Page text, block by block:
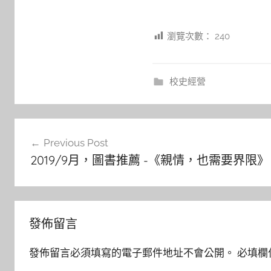
瀏覽次數： 240
校史經營
Previous Post
2019/9月，圖書推薦 -《親情，也需要界限》
發佈留言
發佈留言必須填寫的電子郵件地址不會公開。 必填欄